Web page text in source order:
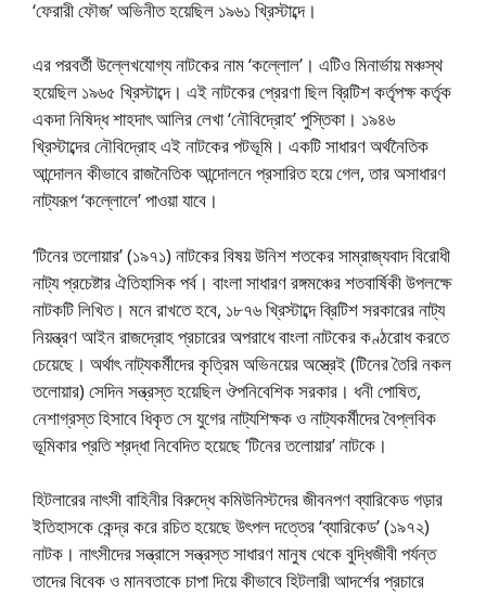
‘ফেরারী ফৌজ’ অভিনীত হয়েছিল ১৯৬১ খ্রিস্টাব্দে।
এর পরবর্তী উল্লেখযােগ্য নাটকের নাম ‘কল্লোল’। এটিও মিনার্ভায় মঞ্চস্থ
হয়েছিল ১৯৬৫ খ্রিস্টাব্দে। এই নাটকের প্রেরণা ছিল ব্রিটিশ কর্তৃপক্ষ কর্তৃক
একদা নিষিদ্ধ শাহদাৎ আলির লেখা ‘নৌবিদ্রোহ’ পুস্তিকা। ১৯৪৬
খ্রিস্টাব্দের নৌবিদ্রোহ এই নাটকের পটভূমি। একটি সাধারণ অর্থনৈতিক
আন্দোলন কীভাবে রাজনৈতিক আন্দোলনে প্রসারিত হয়ে গেল, তার অসাধারণ
নাট্যরূপ ‘কল্লোলে’ পাওয়া যাবে।
‘টিনের তলোয়ার’ (১৯৭১) নাটকের বিষয় উনিশ শতকের সাম্রাজ্যবাদ বিরােধী
নাট্য প্রচেষ্টার ঐতিহাসিক পর্ব। বাংলা সাধারণ রঙ্গমঞ্চের শতবার্ষিকী উপলক্ষে
নাটকটি লিখিত। মনে রাখতে হবে, ১৮৭৬ খ্রিস্টাব্দে ব্রিটিশ সরকারের নাট্য
নিয়ন্ত্রণ আইন রাজদ্রোহ প্রচারের অপরাধে বাংলা নাটকের কণ্ঠরােধ করতে
চেয়েছে। অর্থাৎ নাট্যকর্মীদের কৃত্রিম অভিনয়ের অস্ত্রেই (টিনের তৈরি নকল
তলােয়ার) সেদিন সন্ত্রস্ত হয়েছিল ঔপনিবেশিক সরকার। ধনী পােষিত,
নেশাগ্রস্ত হিসাবে ধিকৃত সে যুগের নাট্যশিক্ষক ও নাট্যকর্মীদের বৈপ্লবিক
ভূমিকার প্রতি শ্রদ্ধা নিবেদিত হয়েছে ‘টিনের তলােয়ার’ নাটকে।
হিটলারের নাৎসী বাহিনীর বিরুদ্ধে কমিউনিস্টদের জীবনপণ ব্যারিকেড গড়ার
ইতিহাসকে কেন্দ্র করে রচিত হয়েছে উৎপল দত্তের ‘ব্যারিকেড’ (১৯৭২)
নাটক। নাৎসীদের সন্ত্রাসে সন্ত্রস্ত সাধারণ মানুষ থেকে বুদ্ধিজীবী পর্যন্ত
তাদের বিবেক ও মানবতাকে চাপা দিয়ে কীভাবে হিটলারী আদর্শের প্রচারে